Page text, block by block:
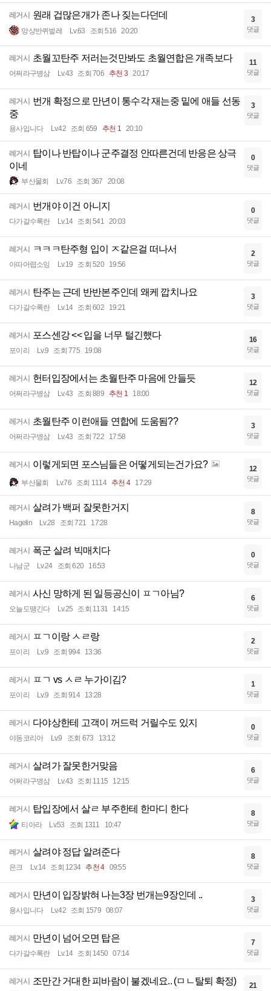
레거시 원래 겁많은개가 존나 짖는다던데
망상반퀴벌레 Lv.63 조회 516 20:20
3
댓글
레거시 초월꼬탄주 저러는것만봐도 초월연합은 개족보다
어쩌라구병삼 Lv.43 조회 706 추천 3 20:17
11
댓글
레거시
번개 확정으로 만년이 통수각 재는중 밑에 애들 선동
중
용사입니다 Lv.42 조회 659 추천 1 20:10
3
댓글
레거시
탑이나 반탑이나 군주결정 안따른건데 반응은 상극
이네
부산물회 Lv.76 조회 367 20:08
0
댓글
레거시 번개야 이건 아니지
다가갈수록란 Lv.14 조회 541 20:03
0
댓글
레거시 ㅋㅋㅋ탄주형 입이 ㅈ같은걸 떠나서
아따어렵소잉 Lv.19 조회 520 19:56
2
댓글
레거시 탄주는 근데 반반본주인데 왜케 깝치나요
다가갈수록란 Lv.14 조회 602 19:21
3
댓글
레거시 포스센강 << 입을 너무 털긴했다
포이리 Lv.9 조회 775 19:08
16
댓글
레거시 헌터입장에서는 초월탄주 마음에 안들듯
어쩌라구병삼 Lv.43 조회 889 추천 1 18:00
12
댓글
레거시 초월탄주 이런애들 연합에 도움됨??
어쩌라구병삼 Lv.43 조회 722 17:58
3
댓글
레거시 이렇게되면 포스님들은 어떻게되는건가요?
부산물회 Lv.76 조회 1114 추천 4 17:29
12
댓글
레거시 살려가 백퍼 잘못한거지
Hagelin Lv.28 조회 721 17:28
8
댓글
레거시 폭군 살려 빅매치다
나남군 Lv.24 조회 620 16:53
0
댓글
레거시 사신 망하게 된 일등공신이 ㅍㄱ아님?
오늘도땡긴다 Lv.25 조회 1131 14:15
6
댓글
레거시 ㅍㄱ이랑 ㅅㄹ랑
포이리 Lv.9 조회 994 13:36
2
댓글
레거시 ㅍㄱ vs ㅅㄹ 누가이김?
포이리 Lv.9 조회 914 13:28
1
댓글
레거시 다야상한테 고객이 꺼드럭 거릴수도 있지
야동코리아 Lv.9 조회 673 13:12
0
댓글
레거시 살려가 잘못한거맞음
어쩌라구병삼 Lv.43 조회 1115 12:15
6
댓글
레거시 탑입장에서 살ㄹ 부주한테 한마디 한다
티아라 Lv.53 조회 1311 10:47
8
댓글
레거시 살려야 정답 알려준다
은크 Lv.14 조회 1234 추천 4 09:55
8
댓글
레거시 만년이 입장밝혀 나는3장 번개는9장인데 ..
용사입니다 Lv.42 조회 1579 08:07
3
댓글
레거시 만년이 넘어오면 탑은
다가갈수록란 Lv.14 조회 1450 07:14
7
댓글
레거시 조만간 거대한 피바람이 불겠네요.. (ㅁㄴ탈퇴 확정) 21